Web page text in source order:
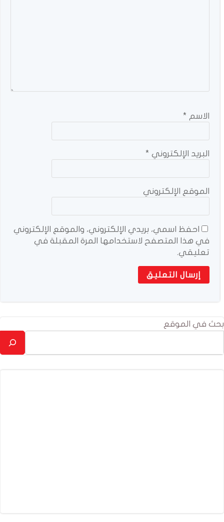
الاسم *
البريد الإلكتروني *
الموقع الإلكتروني
احفظ اسمي، بريدي الإلكتروني، والموقع الإلكتروني
في هذا المتصفح لاستخدامها المرة المقبلة في
تعليقي.
بحث في الموقع